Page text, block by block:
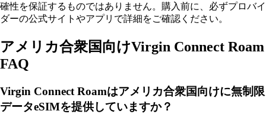
確性を保証するものではありません。購入前に、必ずプロバイ
ダーの公式サイトやアプリで詳細をご確認ください。
アメリカ合衆国向けVirgin Connect Roam
FAQ
Virgin Connect Roamはアメリカ合衆国向けに無制限
データeSIMを提供していますか？